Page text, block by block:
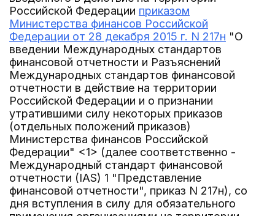
Российской Федерации приказом
Министерства финансов Российской
Федерации от 28 декабря 2015 г. N 217н "О
введении Международных стандартов
финансовой отчетности и Разъяснений
Международных стандартов финансовой
отчетности в действие на территории
Российской Федерации и о признании
утратившими силу некоторых приказов
(отдельных положений приказов)
Министерства финансов Российской
Федерации" <1> (далее соответственно -
Международный стандарт финансовой
отчетности (IAS) 1 "Представление
финансовой отчетности", приказ N 217н), со
дня вступления в силу для обязательного